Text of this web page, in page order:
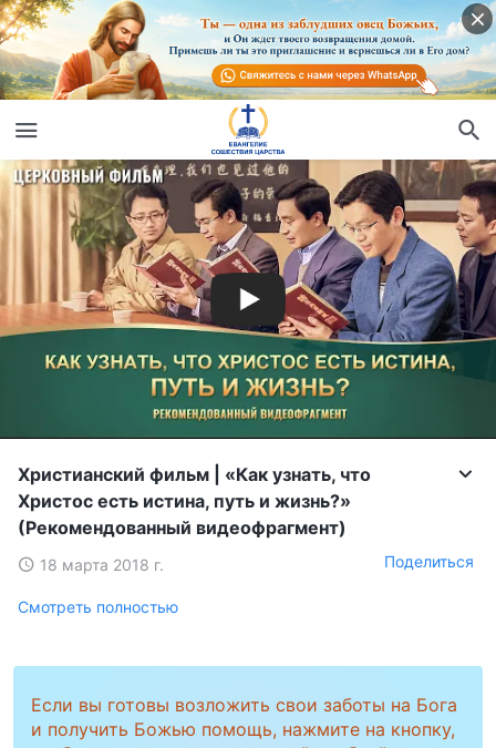
Христианский фильм | «Как узнать, что
Христос есть истина, путь и жизнь?»
(Рекомендованный видеофрагмент)
18 марта 2018 г. Поделиться
Смотреть полностью
Если вы готовы возложить свои заботы на Бога
и получить Божью помощь, нажмите на кнопку,